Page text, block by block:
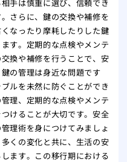
手は慎重に選び、信頼でき
さらに、鍵の交換や補修を
なったり摩耗したりした鍵
す。定期的な点検やメンテ
換や補修を行うことで、安
の管理は身近な問題です
ルを未然に防ぐことができ
理、定期的な点検やメンテ
けることが大切です。安全
理術を身につけてみましょ
くの変化と共に、生活の安
ます。この移行期における